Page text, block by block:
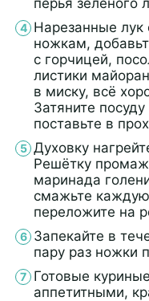
Нарезанные лук
ножкам,
с горчицей,
листики
в миску, всё
Затяните
поставьте в
Духовку
Решётку
маринада
смажьте
переложите на
Запекайте в
пару раз ножки
Готовые
аппетитными,